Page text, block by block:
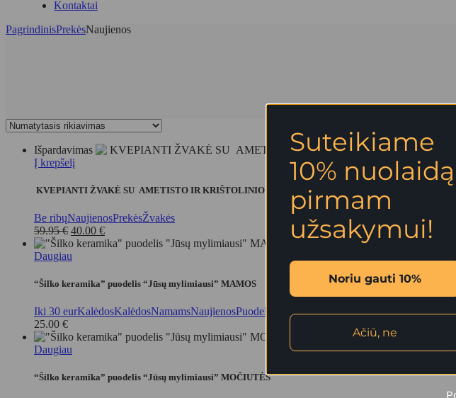
Kontaktai
PagrindinisPrekėsNaujienos
Išpardavimas
Į krepšelį
KVEPIANTI ŽVAKĖ SU AMETISTO IR KRIŠTOLINIO KVARCO KRISTALAIS “CALMING”
Be ribųNaujienosPrekėsŽvakės
59.95€ Original
price
was:
40.00 €Current
price
Daugiau
“Šilko keramika” puodelis “Jūsų mylimiausi” MAMOS
Iki 30 eurKalėdosKalėdosNamamsNaujienosPuodeliai
25.00 €
Išparduota
Daugiau
“Šilko keramika” puodelis “Jūsų mylimiausi” MOČIUTĖS
Suteikiame
10% nuolaidą
pirmam
užsakymui!
Noriu gauti 10%
Ačiū, ne